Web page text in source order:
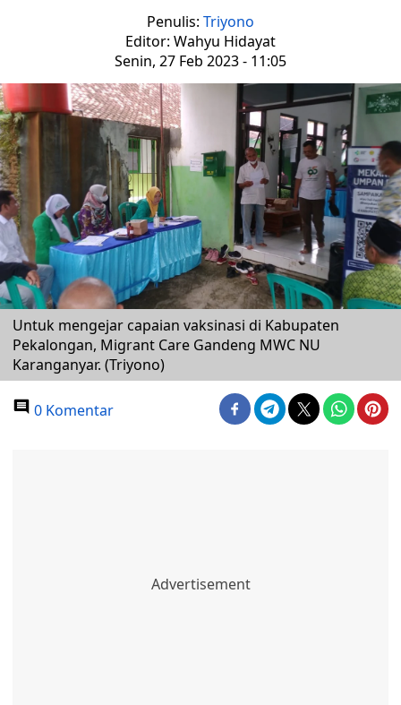
Penulis: Triyono
Editor: Wahyu Hidayat
Senin, 27 Feb 2023 - 11:05
Untuk mengejar capaian vaksinasi di Kabupaten
Pekalongan, Migrant Care Gandeng MWC NU
Karanganyar. (Triyono)
0 Komentar